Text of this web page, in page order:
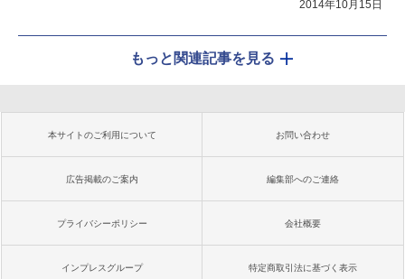
2014年10月15日
もっと関連記事を見る
本サイトのご利用について お問い合わせ
広告掲載のご案内 編集部へのご連絡
プライバシーポリシー 会社概要
インプレスグループ 特定商取引法に基づく表示